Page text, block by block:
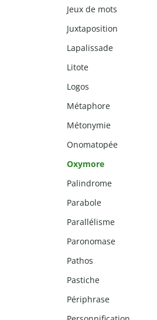
Jeux de mots
Juxtaposition
Lapalissade
Litote
Logos
Métaphore
Métonymie
Onomatopée
Oxymore
Palindrome
Parabole
Parallélisme
Paronomase
Pathos
Pastiche
Périphrase